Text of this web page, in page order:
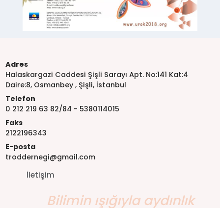
Adres
Halaskargazi Caddesi Şişli Sarayı Apt. No:141 Kat:4
Daire:8, Osmanbey , Şişli, İstanbul
Telefon
0 212 219 63 82/84 - 5380114015
Faks
2122196343
E-posta
troddernegi@gmail.com
İletişim
Bilimin ışığıyla aydınlık